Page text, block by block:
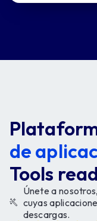
de
Tools
Únete a
cuyas
descargas.